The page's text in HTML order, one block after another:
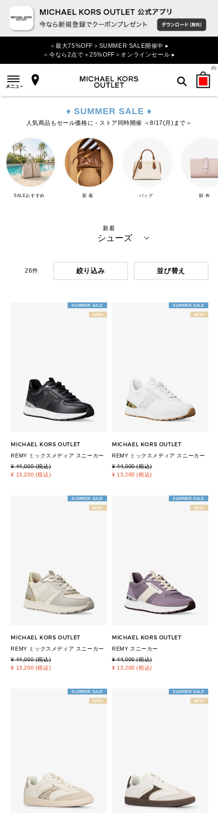
＜最大75%OFF＞SUMMER SALE開催中 ▸
＜今なら2点で＋25%OFF＞オンラインセール ▸
(0)
♦ SUMMER SALE ♦
人気商品もセール価格に - ストア同時開催 ＜8/17(月)まで＞
SALEおすすめ 新 着 バッグ 財 布
新着
シューズ
26件 絞り込み
SUMMER SALE
NEW
MICHAEL KORS OUTLET
REMY ミックスメディア スニーカー
¥ 44,000 (税込)
¥ 13,200 (税込)
SUMMER SALE
NEW
MICHAEL KORS OUTLET
REMY ミックスメディア スニーカー
¥ 44,000 (税込)
¥ 13,200 (税込)
SUMMER SALE
NEW
MICHAEL KORS OUTLET
REMY ミックスメディア スニーカー
¥ 44,000 (税込)
¥ 13,200 (税込)
SUMMER SALE
NEW
MICHAEL KORS OUTLET
REMY スニーカー
¥ 44,000 (税込)
¥ 13,200 (税込)
SUMMER SALE
NEW
SUMMER SALE
NEW